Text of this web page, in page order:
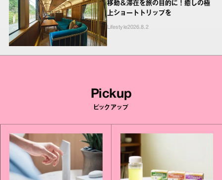
移動＆滞在を旅の目的に！癒しの極
上ショートトリップを
Lifestyle2026.8.2
Pickup
ピックアップ